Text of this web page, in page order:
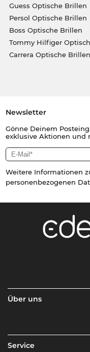
Guess Optische Brillen
Persol Optische Brillen
Boss Optische Brillen
Tommy Hilfiger
Carrera Optische Brillen
Newsletter
Gönne Deinem
exklusive Aktionen und
Weitere Informationen
personenbezogenen
Über uns
Service